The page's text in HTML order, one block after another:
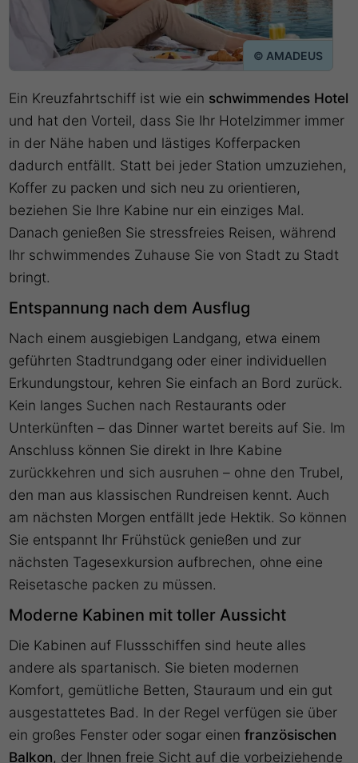
© AMADEUS
Ein Kreuzfahrtschiff ist wie ein schwimmendes Hotel
und hat den Vorteil, dass Sie Ihr Hotelzimmer immer
in der Nähe haben und lästiges Kofferpacken
dadurch entfällt. Statt bei jeder Station umzuziehen,
Koffer zu packen und sich neu zu orientieren,
beziehen Sie Ihre Kabine nur ein einziges Mal.
Danach genießen Sie stressfreies Reisen, während
Ihr schwimmendes Zuhause Sie von Stadt zu Stadt
bringt.
Entspannung nach dem Ausflug
Nach einem ausgiebigen Landgang, etwa einem
geführten Stadtrundgang oder einer individuellen
Erkundungstour, kehren Sie einfach an Bord zurück.
Kein langes Suchen nach Restaurants oder
Unterkünften – das Dinner wartet bereits auf Sie. Im
Anschluss können Sie direkt in Ihre Kabine
zurückkehren und sich ausruhen – ohne den Trubel,
den man aus klassischen Rundreisen kennt. Auch
am nächsten Morgen entfällt jede Hektik. So können
Sie entspannt Ihr Frühstück genießen und zur
nächsten Tagesexkursion aufbrechen, ohne eine
Reisetasche packen zu müssen.
Moderne Kabinen mit toller Aussicht
Die Kabinen auf Flussschiffen sind heute alles
andere als spartanisch. Sie bieten modernen
Komfort, gemütliche Betten, Stauraum und ein gut
ausgestattetes Bad. In der Regel verfügen sie über
ein großes Fenster oder sogar einenfranzösischen
Balkon, der Ihnen freie Sicht auf die vorbeiziehende